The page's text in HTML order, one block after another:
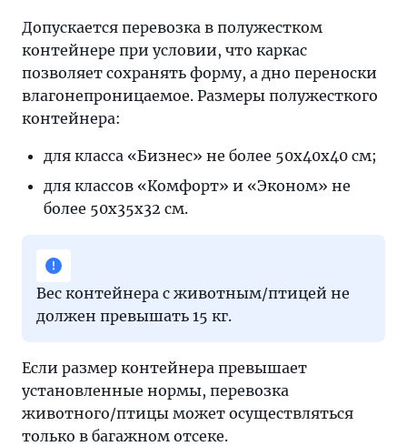
Допускается перевозка в полужестком
контейнере при условии, что каркас
позволяет сохранять форму, а дно переноски
влагонепроницаемое. Размеры полужесткого
контейнера:
для класса «Бизнес» не более 50х40х40 см;
для классов «Комфорт» и «Эконом» не
более 50х35х32 см.
Вес контейнера с животным/птицей не
должен превышать 15 кг.
Если размер контейнера превышает
установленные нормы, перевозка
животного/птицы может осуществляться
только в багажном отсеке.